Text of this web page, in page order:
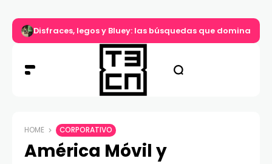
Disfraces, legos y Bluey: las búsquedas que dominan el
HOME CORPORATIVO
América Móvil y